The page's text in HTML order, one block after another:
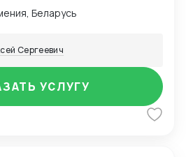
для детей и
(детская одежда)
О безопасности
004 ТР ТС
Электромагнитная
средств 020 ТР ТС
О БЕЗОПАСНОСТИ
СРЕДСТВ 018 ТР ТС
ЕАС Отказные
Беларусь
Сергеевич
УСЛУГУ